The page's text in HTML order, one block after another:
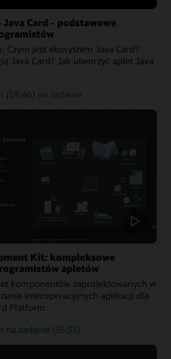
Card - podstawowe
Czym jest ekosystem Java Card?
Java Card? Jak utworzyć aplet Java
Podstawowowe
Java
(59:46) na żądanie
Kit: kompleksowe
apletów
komponentów zaprojektowanych w
interoperacyjnych aplikacji dla
Platform.
na żądanie Java
(55:33)